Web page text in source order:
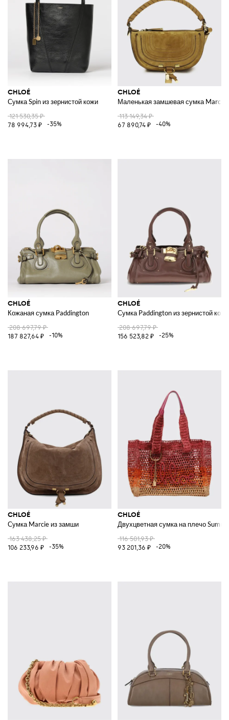
CHLOÉ
Сумка Spin из зернистой кожи
121 530,35 ₽
78 994,73 ₽
-35%
CHLOÉ
Маленькая замшевая сумка Marcie
113 149,34 ₽
67 890,74 ₽
-40%
CHLOÉ
Кожаная сумка Paddington
208 697,79 ₽
187 827,64 ₽
-10%
CHLOÉ
Сумка Paddington из зернистой кожи
208 697,79 ₽
156 523,82 ₽
-25%
CHLOÉ
Сумка Marcie из замши
163 438,25 ₽
106 233,96 ₽
-35%
CHLOÉ
Двухцветная сумка на плечо
116 501,93 ₽
93 201,36 ₽
-20%